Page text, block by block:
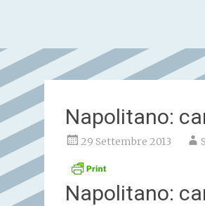
Napolitano:
29 Settembre 2013
Napolitano: